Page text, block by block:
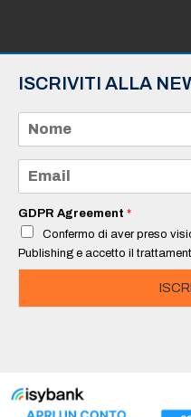
ISCRIVITI ALLA
m
e
a
i
*
GDPR Agreement *
Confermo di aver preso
Publishing e accetto il